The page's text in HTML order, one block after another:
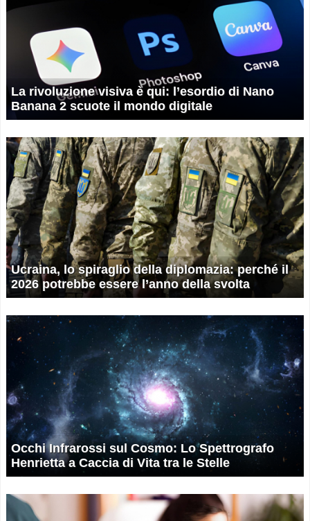
La rivoluzione visiva è qui: l’esordio di Nano
Banana 2 scuote il mondo digitale
Ucraina, lo spiraglio della diplomazia: perché il
2026 potrebbe essere l’anno della svolta
Occhi Infrarossi sul Cosmo: Lo Spettrografo
Henrietta a Caccia di Vita tra le Stelle